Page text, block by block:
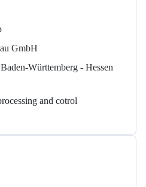
GmbH
Württemberg - Hessen
and cotrol